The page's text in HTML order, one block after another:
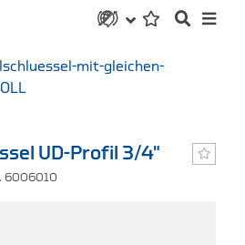
mit-gleichen-
UD-Profil 3/4"
6006010